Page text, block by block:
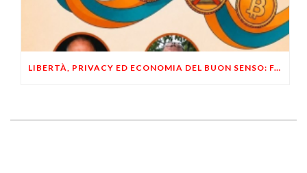
LIBERTÀ, PRIVACY ED ECONOMIA DEL BUON SENSO: FACCO E MUSUMECI A CASALECCHIO DI RENO (BO)